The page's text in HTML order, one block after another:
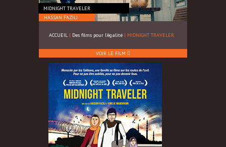
MIDNIGHT TRAVELER
HASSAN FAZILI
ACCUEIL | Des films pour l'égalité | MIDNIGHT TRAVELER
VOIR LE FILM